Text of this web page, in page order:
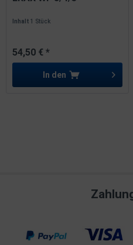
Inhalt1 Stück
54,50 € *
In den